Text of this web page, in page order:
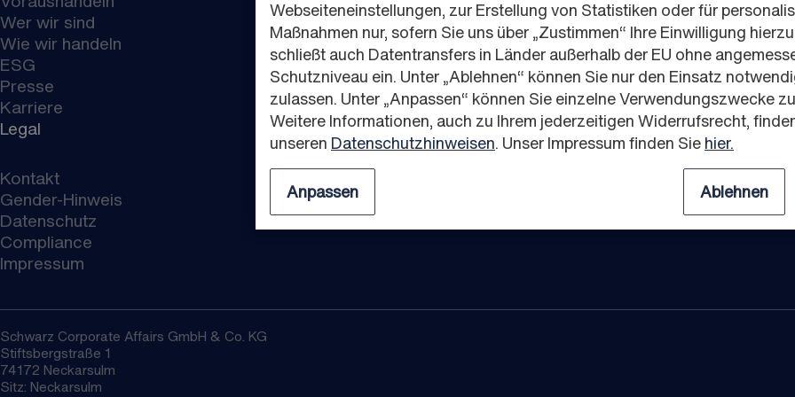
Wer wir sind
Wie wir handeln
ESG
Presse
Karriere
Kaufland
Schwarz Produktion
PreZero
Schwarz Digits
Schwarz Corporate
Legal
Kontakt
Gender-Hinweis
Datenschutz
Compliance
Impressum
Schwarz Corporate Affairs GmbH & Co. KG
Stiftsbergstraße 1
74172 Neckarsulm
Sitz: Neckarsulm
Webseiteneinstellungen, zur Erstellung von Statistiken oder für
Maßnahmen nur, sofern Sie uns über „Zustimmen“ Ihre Einwilligung
schließt auch Datentransfers in Länder außerhalb der EU ohne
Schutzniveau ein. Unter „Ablehnen“ können Sie nur den Einsatz
zulassen. Unter „Anpassen“ können Sie einzelne Verwendungszwecke
Weitere Informationen, auch zu Ihrem jederzeitigen Widerrufsrecht,
unseren Datenschutzhinweisen. Unser Impressum finden Siehier.
Anpassen Ablehnen